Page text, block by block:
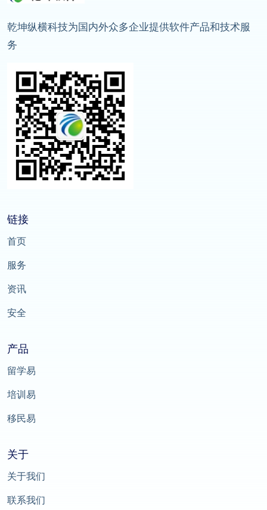
乾坤纵横科技为国内外众多企业提供软件产品和技术服
务
链接
首页
服务
资讯
安全
产品
留学易
培训易
移民易
关于
关于我们
联系我们